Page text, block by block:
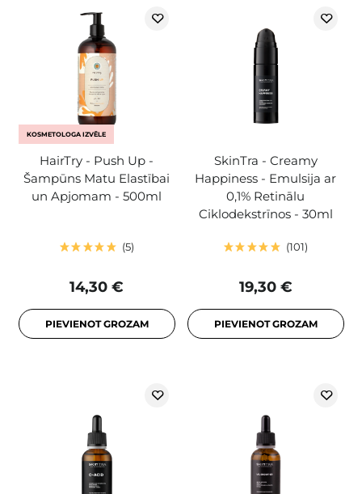
KOSMETOLOGA IZVĒLE
HairTry - Push Up -
Šampūns Matu Elastībai
un Apjomam - 500ml
5
14,30 €
PIEVIENOT GROZAM
SkinTra - Creamy
Happiness - Emulsija ar
0,1% Retinālu
Ciklodekstrīnos - 30ml
101
19,30 €
PIEVIENOT GROZAM